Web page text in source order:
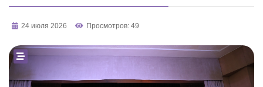
24 июля 2026 Просмотров: 49